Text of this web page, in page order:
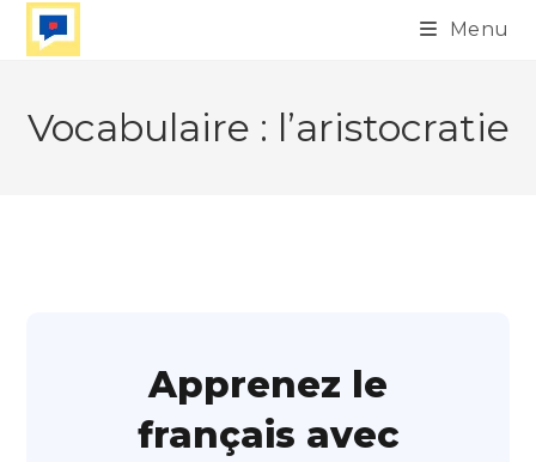
Skip
Menu
Vocabulaire : l’aristocratie
Apprenez le
français avec